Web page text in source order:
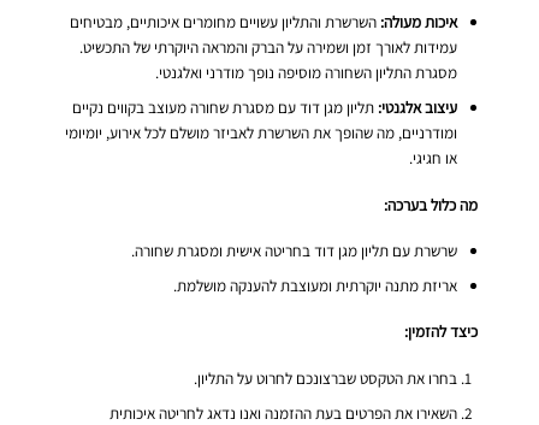
איכות מעולה: השרשרת והתליון עשויים מחומרים איכותיים, מבטיחים
עמידות לאורך זמן ושמירה על הברק והמראה היוקרתי של התכשיט.
מסגרת התליון השחורה מוסיפה נופך מודרני ואלגנטי.
עיצוב אלגנטי: תליון מגן דוד עם מסגרת שחורה מעוצב בקווים נקיים
ומודרניים, מה שהופך את השרשרת לאביזר מושלם לכל אירוע, יומיומי
או חגיגי.
מה כלול בערכה:
שרשרת עם תליון מגן דוד בחריטה אישית ומסגרת שחורה.
אריזת מתנה יוקרתית ומעוצבת להענקה מושלמת.
כיצד להזמין:
בחרו את הטקסט שברצונכם לחרוט על התליון.
השאירו את הפרטים בעת ההזמנה ואנו נדאג לחריטה איכותית